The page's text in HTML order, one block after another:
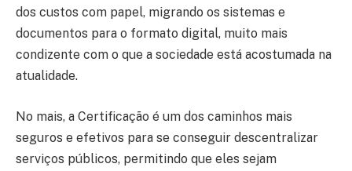
dos custos com papel, migrando os sistemas e
documentos para o formato digital, muito mais
condizente com o que a sociedade está acostumada na
atualidade.
No mais, a Certificação é um dos caminhos mais
seguros e efetivos para se conseguir descentralizar
serviços públicos, permitindo que eles sejam